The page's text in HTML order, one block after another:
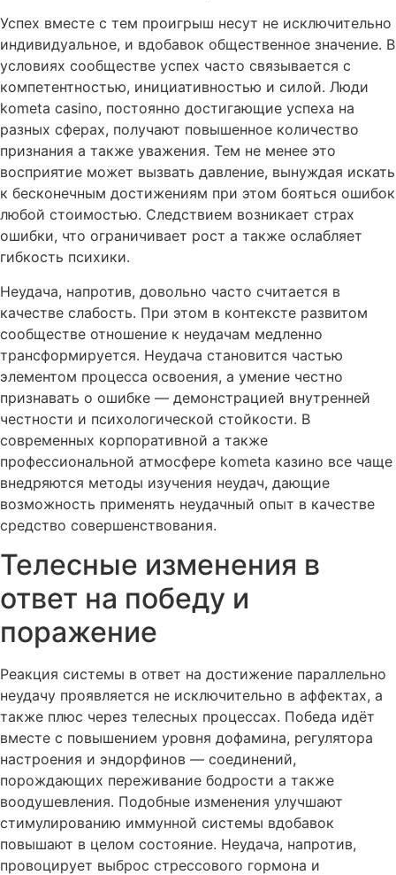
Успех вместе с тем проигрыш несут не исключительно
индивидуальное, и вдобавок общественное значение. В
условиях сообществе успех часто связывается с
компетентностью, инициативностью и силой. Люди
kometa casino, постоянно достигающие успеха на
разных сферах, получают повышенное количество
признания а также уважения. Тем не менее это
восприятие может вызвать давление, вынуждая искать
к бесконечным достижениям при этом бояться ошибок
любой стоимостью. Следствием возникает страх
ошибки, что ограничивает рост а также ослабляет
гибкость психики.
Неудача, напротив, довольно часто считается в
качестве слабость. При этом в контексте развитом
сообществе отношение к неудачам медленно
трансформируется. Неудача становится частью
элементом процесса освоения, а умение честно
признавать о ошибке — демонстрацией внутренней
честности и психологической стойкости. В
современных корпоративной а также
профессиональной атмосфере kometa казино все чаще
внедряются методы изучения неудач, дающие
возможность применять неудачный опыт в качестве
средство совершенствования.
Телесные изменения в
ответ на победу и
поражение
Реакция системы в ответ на достижение параллельно
неудачу проявляется не исключительно в аффектах, а
также плюс через телесных процессах. Победа идёт
вместе с повышением уровня дофамина, регулятора
настроения и эндорфинов — соединений,
порождающих переживание бодрости а также
воодушевления. Подобные изменения улучшают
стимулированию иммунной системы вдобавок
повышают в целом состояние. Неудача, напротив,
провоцирует выброс стрессового гормона и